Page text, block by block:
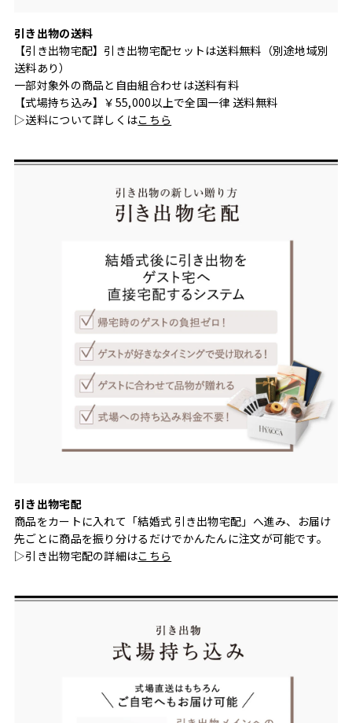
引き出物の送料
【引き出物宅配】引き出物宅配セットは送料無料（別途地域別
送料あり）
一部対象外の商品と自由組合わせは送料有料
【式場持ち込み】￥55,000以上で全国一律 送料無料
▷送料について詳しくはこちら
引き出物宅配
商品をカートに入れて「結婚式 引き出物宅配」へ進み、お届け
先ごとに商品を振り分けるだけでかんたんに注文が可能です。
▷引き出物宅配の詳細はこちら